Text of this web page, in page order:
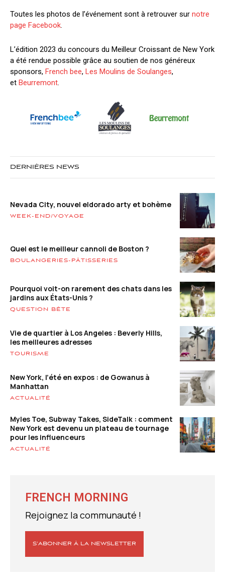
Toutes les photos de l’événement sont à retrouver sur notre
page Facebook.
L’édition 2023 du concours du Meilleur Croissant de New York
a été rendue possible grâce au soutien de nos généreux
sponsors, French bee, Les Moulins de Soulanges,
et Beurremont.
DERNIÈRES NEWS
Nevada City, nouvel eldorado arty et bohème
WEEK-END/VOYAGE
Quel est le meilleur cannoli de Boston ?
BOULANGERIES-PÂTISSERIES
Pourquoi voit-on rarement des chats dans les
jardins aux États-Unis ?
QUESTION BÊTE
Vie de quartier à Los Angeles : Beverly Hills,
les meilleures adresses
TOURISME
New York, l’été en expos : de Gowanus à
Manhattan
ACTUALITÉ
Myles Toe, Subway Takes, SideTalk : comment
New York est devenu un plateau de tournage
pour les influenceurs
ACTUALITÉ
FRENCH MORNING
Rejoignez la communauté !
S’ABONNER À LA NEWSLETTER